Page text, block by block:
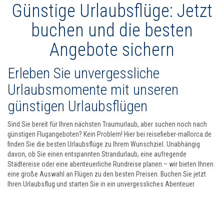
Günstige Urlaubsflüge: Jetzt
buchen und die besten
Angebote sichern
Erleben Sie unvergessliche
Urlaubsmomente mit unseren
günstigen Urlaubsflügen
Sind Sie bereit für Ihren nächsten Traumurlaub, aber suchen noch nach
günstigen Flugangeboten? Kein Problem! Hier bei reisefieber-mallorca.de
finden Sie die besten Urlaubsflüge zu Ihrem Wunschziel. Unabhängig
davon, ob Sie einen entspannten Strandurlaub, eine aufregende
Städtereise oder eine abenteuerliche Rundreise planen – wir bieten Ihnen
eine große Auswahl an Flügen zu den besten Preisen. Buchen Sie jetzt
Ihren Urlaubsflug und starten Sie in ein unvergessliches Abenteuer.